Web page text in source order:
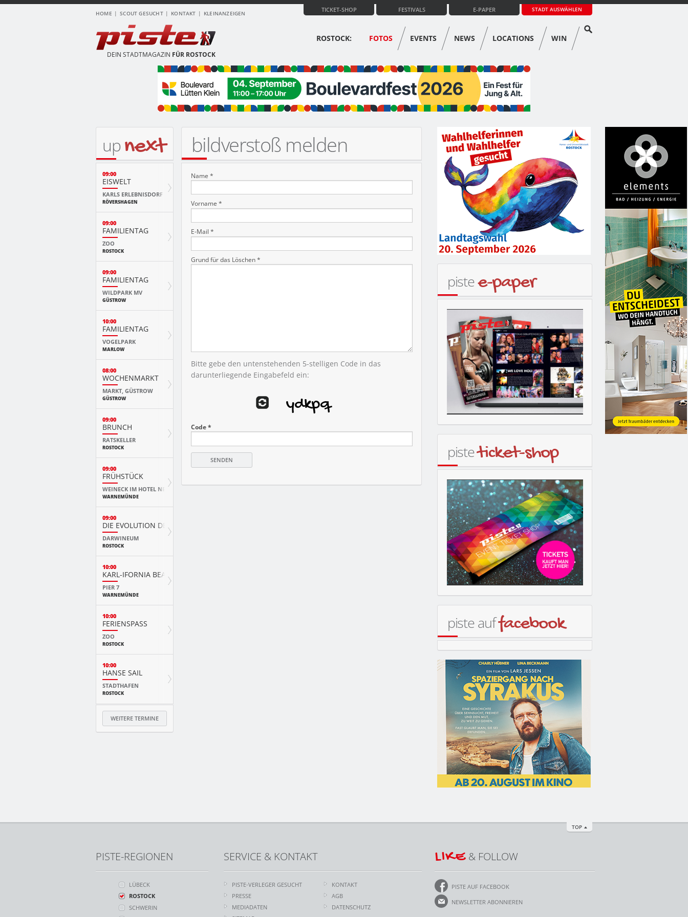
HOME SCOUT GESUCHT KONTAKT KLEINANZEIGEN
STADT AUSWÄHLEN
E-PAPER
FESTIVALS
TICKET-SHOP
DEIN STADTMAGAZIN FÜR ROSTOCK
ROSTOCK: FOTOS EVENTS NEWS LOCATIONS WIN
bildverstoß melden
Name *
Vorname *
E-Mail *
Grund für das Löschen *
Bitte gebe den untenstehenden 5-stelligen Code in das
darunterliegende Eingabefeld ein:
Code *
upnext
09:00
EISWELT
KARLS ERLEBNISDORF
RÖVERSHAGEN
09:00
FAMILIENTAG
ZOO
ROSTOCK
09:00
FAMILIENTAG
WILDPARK MV
GÜSTROW
10:00
FAMILIENTAG
VOGELPARK
MARLOW
08:00
WOCHENMARKT
MARKT, GÜSTROW
GÜSTROW
09:00
BRUNCH
RATSKELLER
ROSTOCK
09:00
FRÜHSTÜCK
WEINECK IM HOTEL NEPTUN
WARNEMÜNDE
09:00
DIE EVOLUTION DER TIERE MIT PLAYMOBIL
DARWINEUM
ROSTOCK
10:00
KARL-IFORNIA BEACH SANDWELTEN
PIER 7
WARNEMÜNDE
10:00
FERIENSPASS
ZOO
ROSTOCK
10:00
HANSE SAIL
STADTHAFEN
ROSTOCK
WEITERE TERMINE
pistee-paper
pisteticket-shop
piste auffacebook
TOP
PISTE-REGIONEN
LÜBECK
ROSTOCK
SCHWERIN
SERVICE & KONTAKT
PISTE-VERLEGER GESUCHT
PRESSE
MEDIADATEN
KONTAKT
AGB
DATENSCHUTZ
LIKE& FOLLOW
PISTE AUF FACEBOOK
NEWSLETTER ABONNIEREN